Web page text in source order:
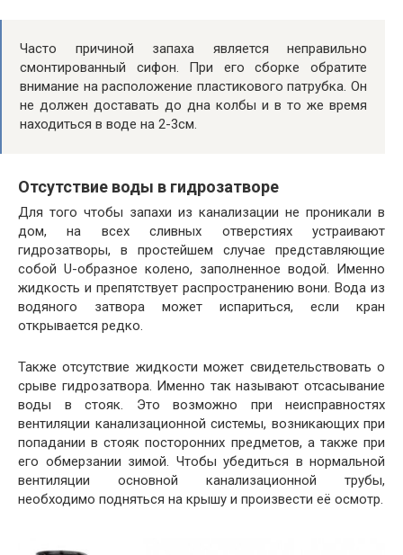
Часто причиной запаха является неправильно
смонтированный сифон. При его сборке обратите
внимание на расположение пластикового патрубка. Он
не должен доставать до дна колбы и в то же время
находиться в воде на 2-3см.
Отсутствие воды в гидрозатворе
Для того чтобы запахи из канализации не проникали в
дом, на всех сливных отверстиях устраивают
гидрозатворы, в простейшем случае представляющие
собой U-образное колено, заполненное водой. Именно
жидкость и препятствует распространению вони. Вода из
водяного затвора может испариться, если кран
открывается редко.
Также отсутствие жидкости может свидетельствовать о
срыве гидрозатвора. Именно так называют отсасывание
воды в стояк. Это возможно при неисправностях
вентиляции канализационной системы, возникающих при
попадании в стояк посторонних предметов, а также при
его обмерзании зимой. Чтобы убедиться в нормальной
вентиляции основной канализационной трубы,
необходимо подняться на крышу и произвести её осмотр.